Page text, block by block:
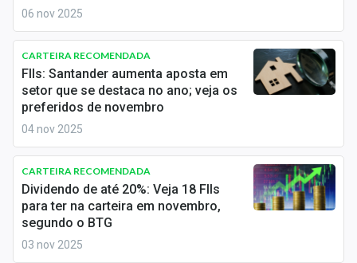
06 nov 2025
CARTEIRA RECOMENDADA
FIIs: Santander aumenta aposta em
setor que se destaca no ano; veja os
preferidos de novembro
04 nov 2025
CARTEIRA RECOMENDADA
Dividendo de até 20%: Veja 18 FIIs
para ter na carteira em novembro,
segundo o BTG
03 nov 2025